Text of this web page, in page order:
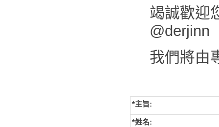
竭誠歡迎
@derjinn
我們將由
*主旨:
*姓名: